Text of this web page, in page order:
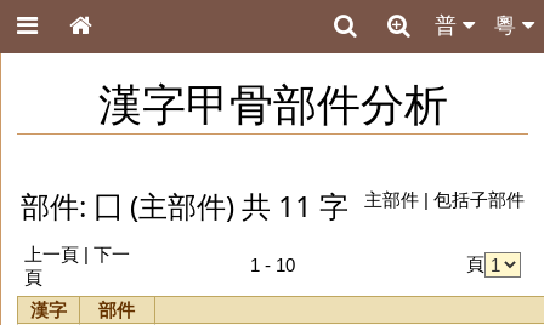
粵
普
漢字甲骨部件分析
部件: 囗 (主部件) 共 11 字 主部件| 包括子部件
上一頁 | 下一
頁
1 - 10 頁
漢字 部件